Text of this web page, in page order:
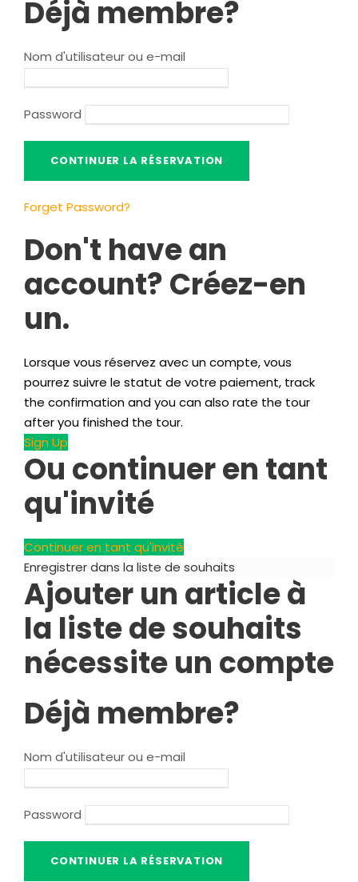
Déjà membre?
Nom d'utilisateur ou e-mail
Password
Forget Password?
Don't have an
account? Créez-en
un.
Lorsque vous réservez avec un compte, vous
pourrez suivre le statut de votre paiement, track
the confirmation and you can also rate the tour
after you finished the tour.
Sign Up
Ou continuer en tant
qu'invité
Continuer en tant qu'invité
Enregistrer dans la liste de souhaits
Ajouter un article à
la liste de souhaits
nécessite un compte
Déjà membre?
Nom d'utilisateur ou e-mail
Password